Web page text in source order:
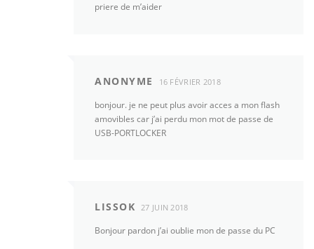
priere de m’aider
ANONYME 16 FÉVRIER 2018
bonjour. je ne peut plus avoir acces a mon flash
amovibles car j’ai perdu mon mot de passe de
USB-PORTLOCKER
LISSOK 27 JUIN 2018
Bonjour pardon j’ai oublie mon de passe du PC